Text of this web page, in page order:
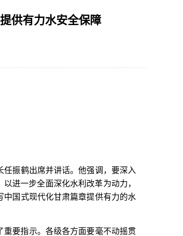
供有力水安全保障
任振鹤出席并讲话。他强调，要深入
进一步全面深化水利改革为动力，
国式现代化甘肃篇章提供有力的水
要指示。各级各方面要毫不动摇贯